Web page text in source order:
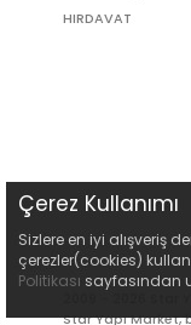
HIRDAVAT
Star Yapı Market,
Çerez Kullanımı
Sizlere en iyi alışveriş
çerezler(cookies)
Politikası sayfasından